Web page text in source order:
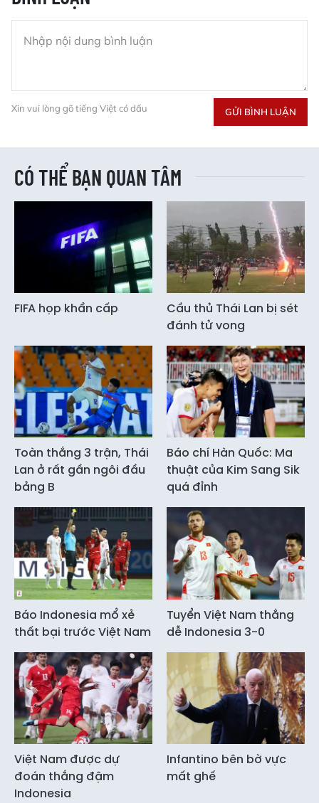
Xin vui lòng gõ tiếng Việt có dấu GỬI BÌNH LUẬN
CÓ THỂ BẠN QUAN TÂM
FIFA họp khẩn cấp
Cầu thủ Thái Lan bị sét
đánh tử vong
Toàn thắng 3 trận, Thái
Lan ở rất gần ngôi đầu
bảng B
Báo chí Hàn Quốc: Ma
thuật của Kim Sang Sik
quá đỉnh
Báo Indonesia mổ xẻ
thất bại trước Việt Nam
Tuyển Việt Nam thắng
dễ Indonesia 3-0
Việt Nam được dự
đoán thắng đậm
Indonesia
Infantino bên bờ vực
mất ghế